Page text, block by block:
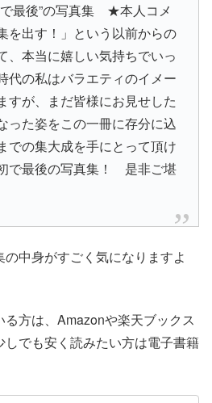
で最後”の写真集 ★本人コメ
出す！」という以前からの
、本当に嬉しい気持ちでいっ
代の私はバラエティのイメー
すが、まだ皆様にお見せした
った姿をこの一冊に存分に込
での集大成を手にとって頂け
で最後の写真集！ 是非ご堪
中身がすごく気になりますよ
方は、Amazonや楽天ブックス
でも安く読みたい方は電子書籍